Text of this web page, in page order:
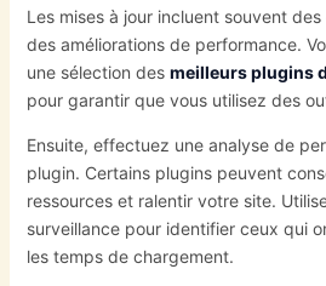
Les mises à jour incluent souvent
des améliorations de performance.
une sélection des meilleurs plugins
pour garantir que vous utilisez des
Ensuite, effectuez une analyse de
plugin. Certains plugins peuvent
ressources et ralentir votre site.
surveillance pour identifier ceux qui
les temps de chargement.